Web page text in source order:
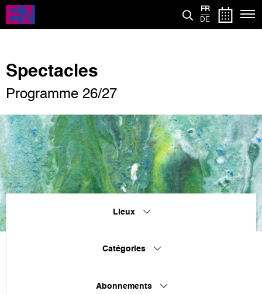
Aller
contenu
FR
DE
Spectacles
Programme 26/27
Lieux
Catégories
Abonnements